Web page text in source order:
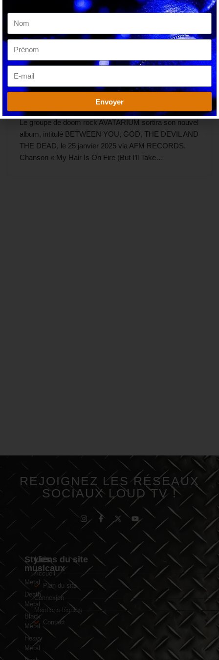
AVATARIUM : NOUVELLE ŒUVRE
BETWEEN YOU, GOD, THE DEVIL AND
THE DEAD
16 juillet 2024
Le groupe de doom rock AVATARIUM sortira son nouvel
album, intitulé BETWEEN YOU, GOD, THE DEVIL AND
THE DEAD, le 25 janvier 2025 via AFM RECORDS.
Chanson « My Hair Is On Fire (But I’ll Take…
REJOIGNEZ LES RÉSEAUX
SOCIAUX LOUD TV !
Styles
musicaux
Metal
Death
Metal
Black
Metal
Heavy
Metal
Liens du site
Accueil
Plan du site
Connexion
Mentions légales
Contact
Envoyer